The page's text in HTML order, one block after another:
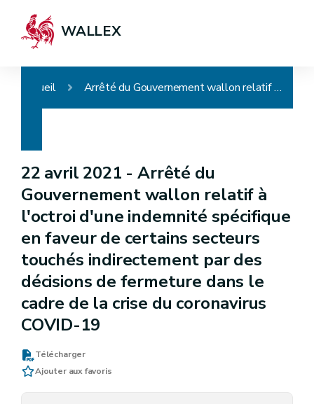
WALLEX
Accueil Arrêté du Gouvernement wallon relatif à l'octroi d'une indemnité spécifique en faveur de certains secteurs touchés indirectement par des décisions de fermeture dans le cadre de la crise du coronavirus COVID-19
22 avril 2021 -Arrêté du
Gouvernement wallon relatif à
l'octroi d'une indemnité spécifique
en faveur de certains secteurs
touchés indirectement par des
décisions de fermeture dans le
cadre de la crise du coronavirus
COVID-19
Télécharger
Ajouter aux favoris